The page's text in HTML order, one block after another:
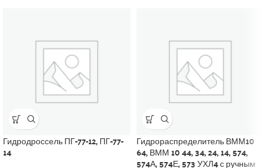
Гидродроссель ПГ-77-12, ПГ-77-
14
Гидрораспределитель ВММ10
64, ВММ 10 44, 34, 24, 14, 574,
574А, 574Е, 573 УХЛ4 с ручным